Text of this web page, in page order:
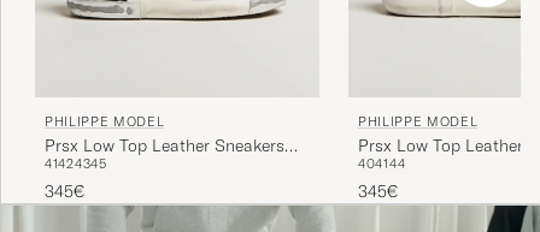
PHILIPPE MODEL
Prsx Low Top Leather Sneakers
Black/Silver
41424345
345€
PHILIPPE MODEL
Prsx Low Top Leather
White/Black
404144
345€